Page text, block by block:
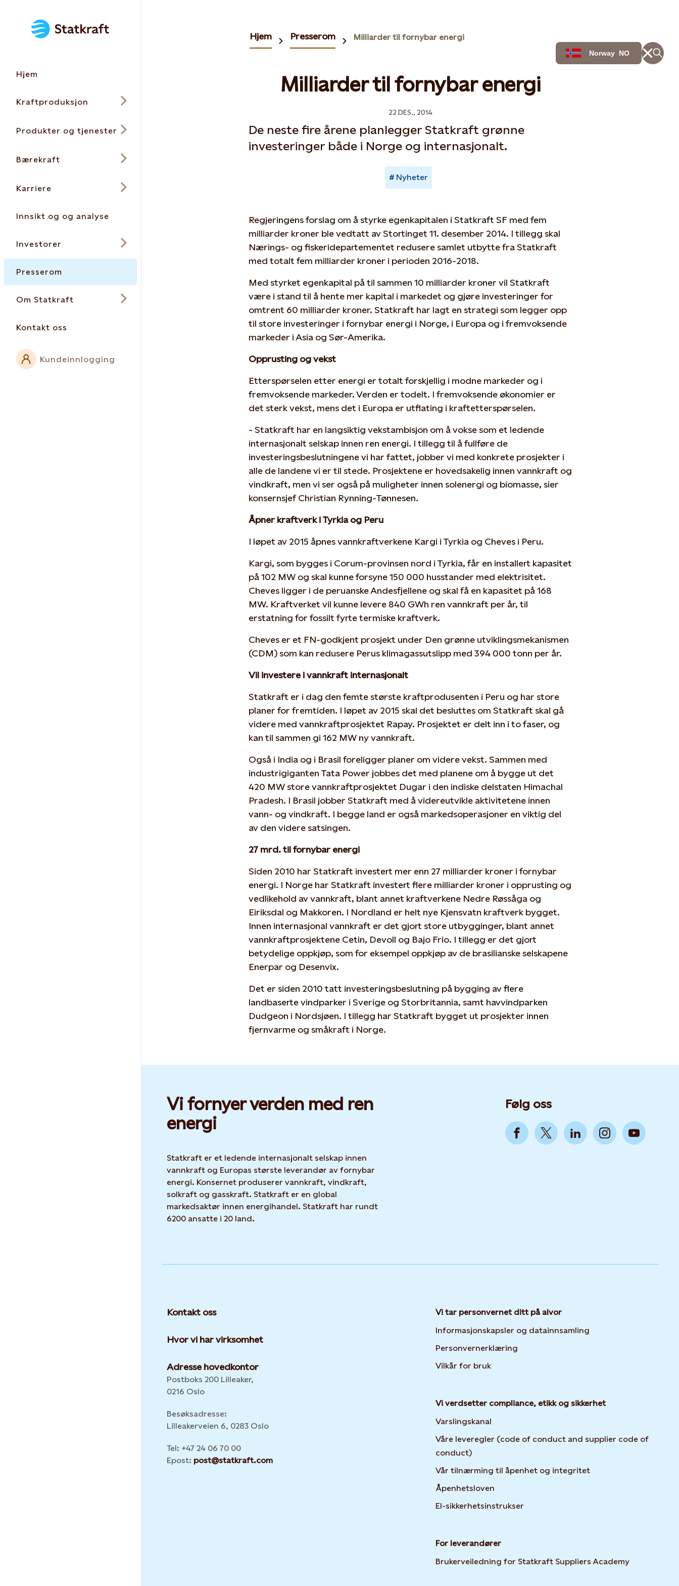
Hjem
Kraftproduksjon
Produkter og tjenester
Bærekraft
Karriere
Innsikt og og analyse
Investorer
Presserom
Om Statkraft
Kontakt oss
Kundeinnlogging
Norway NO
Hjem Presserom Milliarder til fornybar energi
Milliarder til fornybar energi
22 DES., 2014
De neste fire årene planlegger Statkraft grønne
investeringer både i Norge og internasjonalt.
Nyheter
Regjeringens forslag om å styrke egenkapitalen i Statkraft SF med fem
milliarder kroner ble vedtatt av Stortinget 11. desember 2014. I tillegg skal
Nærings- og fiskeridepartementet redusere samlet utbytte fra Statkraft
med totalt fem milliarder kroner i perioden 2016-2018.
Med styrket egenkapital på til sammen 10 milliarder kroner vil Statkraft
være i stand til å hente mer kapital i markedet og gjøre investeringer for
omtrent 60 milliarder kroner. Statkraft har lagt en strategi som legger opp
til store investeringer i fornybar energi i Norge, i Europa og i fremvoksende
markeder i Asia og Sør-Amerika.
Opprusting og vekst
Etterspørselen etter energi er totalt forskjellig i modne markeder og i
fremvoksende markeder. Verden er todelt. I fremvoksende økonomier er
det sterk vekst, mens det i Europa er utflating i kraftetterspørselen.
- Statkraft har en langsiktig vekstambisjon om å vokse som et ledende
internasjonalt selskap innen ren energi. I tillegg til å fullføre de
investeringsbeslutningene vi har fattet, jobber vi med konkrete prosjekter i
alle de landene vi er til stede. Prosjektene er hovedsakelig innen vannkraft og
vindkraft, men vi ser også på muligheter innen solenergi og biomasse, sier
konsernsjef Christian Rynning-Tønnesen.
Åpner kraftverk i Tyrkia og Peru
I løpet av 2015 åpnes vannkraftverkene Kargi i Tyrkia og Cheves i Peru.
Kargi, som bygges i Corum-provinsen nord i Tyrkia, får en installert kapasitet
på 102 MW og skal kunne forsyne 150 000 husstander med elektrisitet.
Cheves ligger i de peruanske Andesfjellene og skal få en kapasitet på 168
MW. Kraftverket vil kunne levere 840 GWh ren vannkraft per år, til
erstatning for fossilt fyrte termiske kraftverk.
Cheves er et FN-godkjent prosjekt under Den grønne utviklingsmekanismen
(CDM) som kan redusere Perus klimagassutslipp med 394 000 tonn per år.
Vil investere i vannkraft internasjonalt
Statkraft er i dag den femte største kraftprodusenten i Peru og har store
planer for fremtiden. I løpet av 2015 skal det besluttes om Statkraft skal gå
videre med vannkraftprosjektet Rapay. Prosjektet er delt inn i to faser, og
kan til sammen gi 162 MW ny vannkraft.
Også i India og i Brasil foreligger planer om videre vekst. Sammen med
industrigiganten Tata Power jobbes det med planene om å bygge ut det
420 MW store vannkraftprosjektet Dugar i den indiske delstaten Himachal
Pradesh. I Brasil jobber Statkraft med å videreutvikle aktivitetene innen
vann- og vindkraft. I begge land er også markedsoperasjoner en viktig del
av den videre satsingen.
27 mrd. til fornybar energi
Siden 2010 har Statkraft investert mer enn 27 milliarder kroner i fornybar
energi. I Norge har Statkraft investert flere milliarder kroner i opprusting og
vedlikehold av vannkraft, blant annet kraftverkene Nedre Røssåga og
Eiriksdal og Makkoren. I Nordland er helt nye Kjensvatn kraftverk bygget.
Innen internasjonal vannkraft er det gjort store utbygginger, blant annet
vannkraftprosjektene Cetin, Devoll og Bajo Frio. I tillegg er det gjort
betydelige oppkjøp, som for eksempel oppkjøp av de brasilianske selskapene
Enerpar og Desenvix.
Det er siden 2010 tatt investeringsbeslutning på bygging av flere
landbaserte vindparker i Sverige og Storbritannia, samt havvindparken
Dudgeon i Nordsjøen. I tillegg har Statkraft bygget ut prosjekter innen
fjernvarme og småkraft i Norge.
Vi fornyer verden med ren
energi
Statkraft er et ledende internasjonalt selskap innen
vannkraft og Europas største leverandør av fornybar
energi. Konsernet produserer vannkraft, vindkraft,
solkraft og gasskraft. Statkraft er en global
markedsaktør innen energihandel. Statkraft har rundt
6200 ansatte i 20 land.
Følg oss
Kontakt oss
Hvor vi har virksomhet
Adresse hovedkontor
Postboks 200 Lilleaker,
0216 Oslo
Besøksadresse:
Lilleakerveien 6, 0283 Oslo
Tel: +47 24 06 70 00
Epost: post@statkraft.com
Vi tar personvernet ditt på alvor
Informasjonskapsler og datainnsamling
Personvernerklæring
Vilkår for bruk
Vi verdsetter compliance, etikk og sikkerhet
Varslingskanal
Våre leveregler (code of conduct and supplier code of
conduct)
Vår tilnærming til åpenhet og integritet
Åpenhetsloven
El-sikkerhetsinstrukser
For leverandører
Brukerveiledning for Statkraft Suppliers Academy